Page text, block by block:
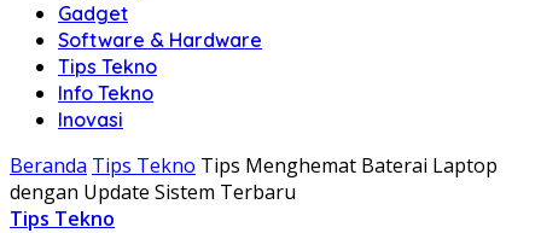
Gadget
Software & Hardware
Tips Tekno
Info Tekno
Inovasi
Beranda Tips Tekno Tips Menghemat Baterai Laptop
dengan Update Sistem Terbaru
Tips Tekno